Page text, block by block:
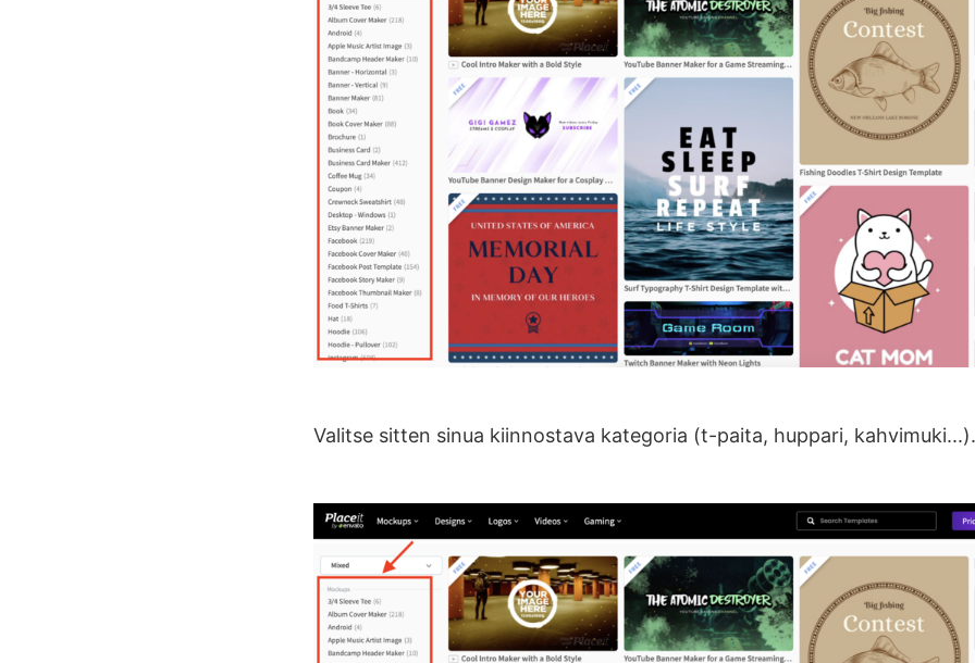
Valitse sitten sinua kiinnostava kategoria (t-paita, huppari, kahvimuki...).